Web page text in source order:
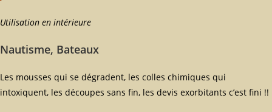
Utilisation en intérieure
Nautisme, Bateaux
Les mousses qui se dégradent, les colles chimiques qui
intoxiquent, les découpes sans fin, les devis exorbitants c’est fini !!